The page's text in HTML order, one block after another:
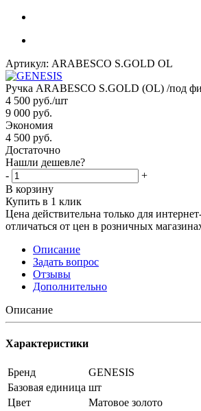
Артикул: ARABESCO S.GOLD OL
Ручка ARABESCO S.GOLD (OL) /под
4 500 руб./шт
9 000 руб.
Экономия
4 500 руб.
Достаточно
Нашли дешевле?
-
+
В корзину
Купить в 1 клик
Цена действительна только для
отличаться от цен в розничных
Описание
Задать вопрос
Отзывы
Дополнительно
Описание
Характеристики
Бренд
GENESIS
Базовая единица шт
Цвет
Матовое золото